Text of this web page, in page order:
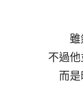
雖
不過
而